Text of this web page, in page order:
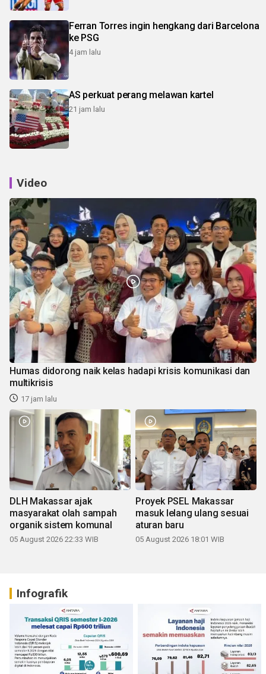
Ferran Torres ingin hengkang dari Barcelona
ke PSG
4 jam lalu
AS perkuat perang melawan kartel
21 jam lalu
Video
Humas didorong naik kelas hadapi krisis komunikasi dan
multikrisis
17 jam lalu
DLH Makassar ajak
masyarakat olah sampah
organik sistem komunal
05 August 2026 22:33 WIB
Proyek PSEL Makassar
masuk lelang ulang sesuai
aturan baru
05 August 2026 18:01 WIB
Infografik